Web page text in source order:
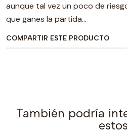
aunque tal vez un poco de
que ganes la partida…
COMPARTIR ESTE PRODUCTO
También podría
estos